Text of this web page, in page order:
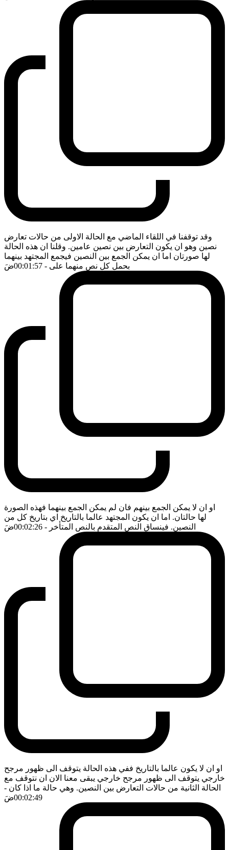
وقد توقفنا في اللقاء الماضي مع الحالة الاولى من حالات تعارض
نصين وهو ان يكون التعارض بين نصين عامين. وقلنا ان هذه الحالة
لها صورتان اما ان يمكن الجمع بين النصين فيجمع المجتهد بينهما
بحمل كل نص منهما على - 00:01:57 ضَ
او ان لا يمكن الجمع بينهم فان لم يمكن الجمع بينهما فهذه الصورة
لها حالتان. اما ان يكون المجتهد عالما بالتاريخ اي بتاريخ كل من
النصين. فينساق النص المتقدم بالنص المتأخر - 00:02:26 ضَ
او ان لا يكون عالما بالتاريخ ففي هذه الحالة يتوقف الى ظهور مرجح
خارجي يتوقف الى ظهور مرجح خارجي يبقى معنا الان ان نتوقف مع
الحالة الثانية من حالات التعارض بين النصين. وهي حالة ما اذا كان -
00:02:49ضَ